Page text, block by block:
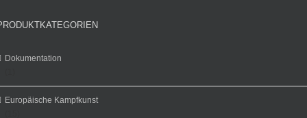
Dokumentation
Europäische Kampfkunst